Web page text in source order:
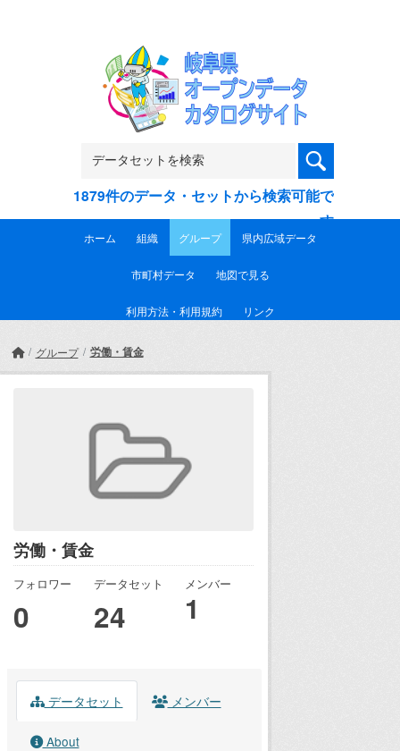
1879件のデータ・セットから検索可能で
す
ホーム 組織 グループ 県内広域データ
市町村データ 地図で見る
利用方法・利用規約 リンク
グループ 労働・賃金
労働・賃金
フォロワー
0
データセット
24
メンバー
1
データセット メンバー
About